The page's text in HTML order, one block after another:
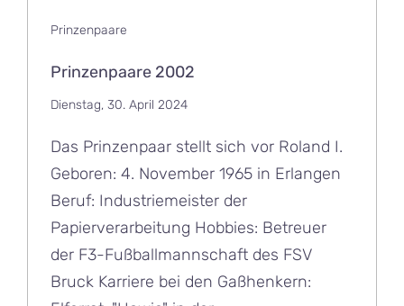
Prinzenpaare
Prinzenpaare 2002
Dienstag, 30. April 2024
Das Prinzenpaar stellt sich vor Roland I.
Geboren: 4. November 1965 in Erlangen
Beruf: Industriemeister der
Papierverarbeitung Hobbies: Betreuer
der F3-Fußballmannschaft des FSV
Bruck Karriere bei den Gaßhenkern: